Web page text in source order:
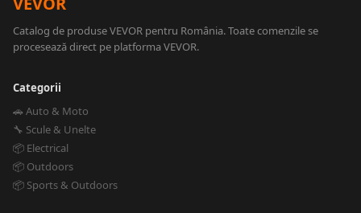
Catalog de produse VEVOR pentru România. Toate comenzile se
procesează direct pe platforma VEVOR.
Categorii
🚗 Auto & Moto
🔧 Scule & Unelte
📦 Electrical
📦 Outdoors
📦 Sports & Outdoors